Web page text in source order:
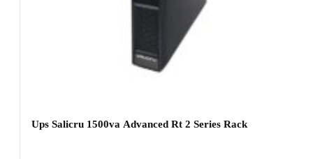
Ups Salicru 1500va Advanced Rt 2 Series Rack